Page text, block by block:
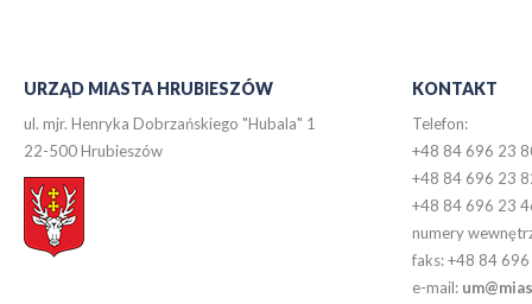
URZĄD MIASTA HRUBIESZÓW
ul. mjr. Henryka Dobrzańskiego "Hubala" 1
22-500 Hrubieszów
KONTAKT
Telefon:
+48 84 696 23
+48 84 696 23
+48 84 696 23
numery
faks: +48 84
e-mail: